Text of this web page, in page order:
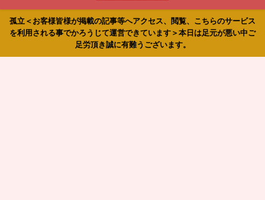
孤立＜お客様皆様が掲載の記事等へアクセス、閲覧、こちらのサービス
を利用される事でかろうじて運営できています＞本日は足元が悪い中ご
足労頂き誠に有難うございます。